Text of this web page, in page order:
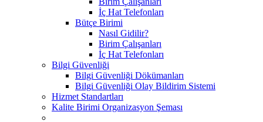
İç Hat Telefonları
Bütçe Birimi
Nasıl Gidilir?
Birim Çalışanları
İç Hat Telefonları
Bilgi Güvenliği
Bilgi Güvenliği Dökümanları
Bilgi Güvenliği Olay Bildirim Sistemi
Hizmet Standartları
Kalite Birimi Organizasyon Şeması